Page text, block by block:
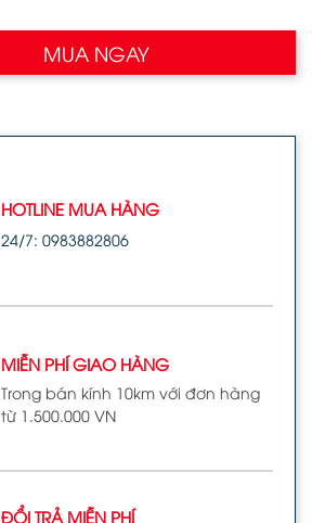
MUA NGAY
HOTLINE MUA HÀNG
24/7: 0983882806
MIỄN PHÍ GIAO HÀNG
Trong bán kính 10km với đơn hàng
từ 1.500.000 VN
ĐỔI TRẢ MIỄN PHÍ